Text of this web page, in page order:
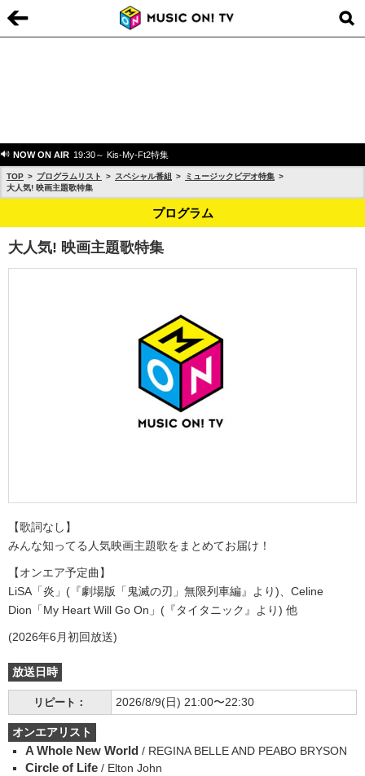
NOW ON AIR 19:30～ Kis-My-Ft2特集
TOP プログラムリスト スペシャル番組
ミュージックビデオ特集
大人気! 映画主題歌特集
プログラム
大人気! 映画主題歌特集
【歌詞なし】
みんな知ってる人気映画主題歌をまとめてお届け！
【オンエア予定曲】
LiSA「炎」(『劇場版「鬼滅の刃」無限列車編』より)、Celine
Dion「My Heart Will Go On」(『タイタニック』より) 他
(2026年6月初回放送)
放送日時
リピート： 2026/8/9(日) 21:00〜22:30
オンエアリスト
A Whole New World / REGINA BELLE AND PEABO BRYSON
Circle of Life / Elton John